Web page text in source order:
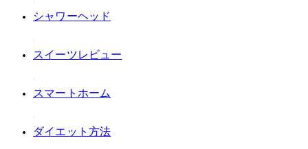
#シャワーヘッド
#スイーツレビュー
#スマートホーム
#ダイエット方法